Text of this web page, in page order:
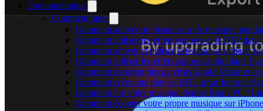
Documentation
Comment faire
Comment activer un visualiseur de musique
Comment utiliser les effets sonores et le DSP
Comment activer et utiliser la lecture sans blanc
Comment utiliser les effets sonores audio dans
Comment exporter des playlists Apple Music et
Comment créer une playlist M3U pour Internet
Comment lire votre musique depuis Mac / PC /
Comment écouter votre propre musique sur